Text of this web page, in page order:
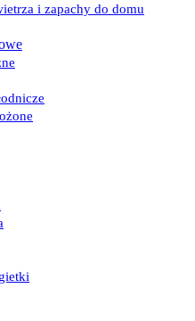
i zapachy do domu